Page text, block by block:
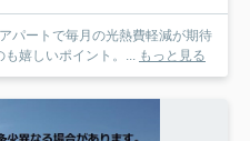
パートで毎月の光熱費軽減が期待
嬉しいポイント。... もっと見る